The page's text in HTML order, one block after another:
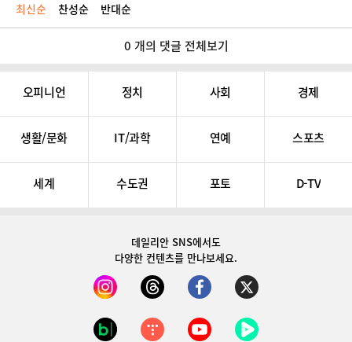
최신순 찬성순 반대순
0 개의 댓글 전체보기
오피니언 정치 사회 경제
생활/문화 IT/과학 연예 스포츠
세계 수도권 포토 D-TV
데일리안 SNS에서도
다양한 컨텐츠를 만나보세요.